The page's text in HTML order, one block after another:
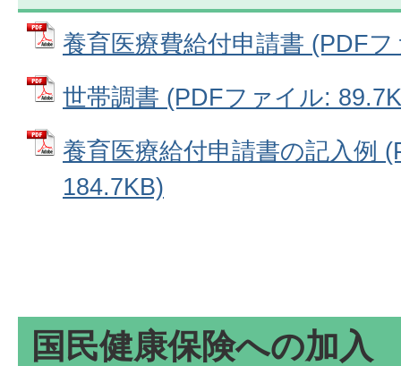
養育医療費給付申請書 (PDF
世帯調書 (PDFファイル:
養育医療給付申請書の記入例
184.7KB)
国民健康保険への加入